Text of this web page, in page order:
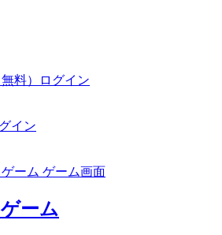
料） ログイン
ーム